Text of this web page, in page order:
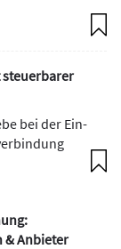
steuer­barer
bei der Ein­
& Anbieter